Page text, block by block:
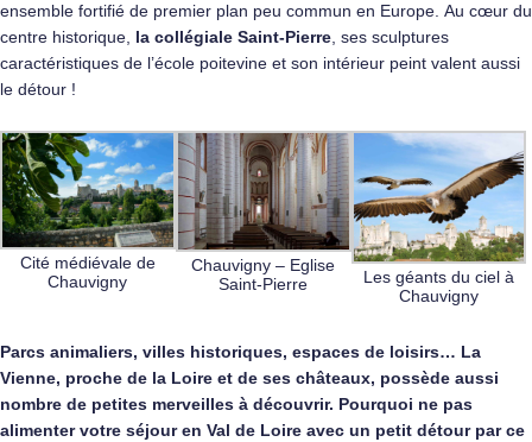
ensemble fortifié de premier plan peu commun en Europe. Au cœur du
centre historique, la collégiale Saint-Pierre , ses sculptures
caractéristiques de l’école poitevine et son intérieur peint valent aussi
le détour !
Cité médiévale de
Chauvigny
Chauvigny – Eglise
Saint-Pierre
Les géants du ciel à
Chauvigny
Parcs animaliers, villes historiques, espaces de loisirs… La
Vienne, proche de la Loire et de ses châteaux, possède aussi
nombre de petites merveilles à découvrir. Pourquoi ne pas
alimenter votre séjour en Val de Loire avec un petit détour par ce